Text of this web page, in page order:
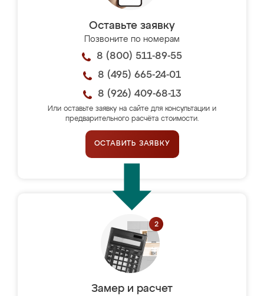
Оставьте заявку
Позвоните по номерам
8 (800) 511-89-55
8 (495) 665-24-01
8 (926) 409-68-13
Или оставьте заявку на сайте для консультации и
предварительного расчёта стоимости.
ОСТАВИТЬ ЗАЯВКУ
Замер и расчет